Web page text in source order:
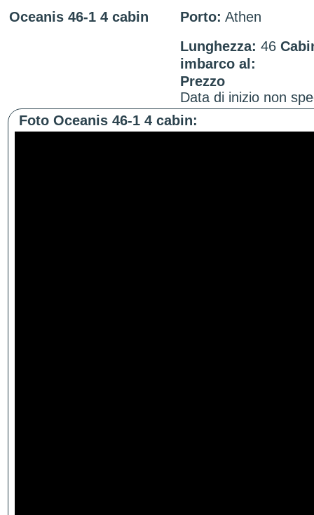
Oceanis 46-1 4 cabin Porto: Athen
Lunghezza: 46
imbarco al:
Prezzo
Data di inizio non
Foto Oceanis 46-1 4 cabin: